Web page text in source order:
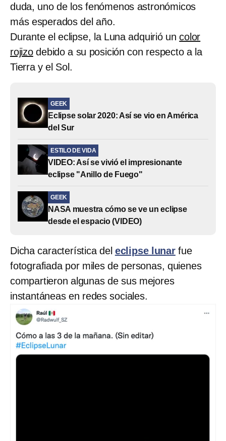
duda, uno de los fenómenos astronómicos
más esperados del año.
Durante el eclipse, la Luna adquirió uncolor
rojizodebido a su posición con respecto a la
Tierra y el Sol.
GEEK
Eclipse solar 2020: Así se vio en América
del Sur
ESTILO DE VIDA
VIDEO: Así se vivió el impresionante
eclipse "Anillo de Fuego"
GEEK
NASA muestra cómo se ve un eclipse
desde el espacio (VIDEO)
Dicha característica del eclipse lunarfue
fotografiada por miles de personas, quienes
compartieron algunas de sus mejores
instantáneas en redes sociales.